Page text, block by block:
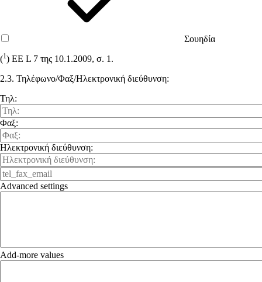
Σουηδία
(1) ΕΕ L 7 της 10.1.2009, σ. 1.
2.3. Τηλέφωνο/Φαξ/Ηλεκτρονική διεύθυνση:
Τηλ:
Φαξ:
Ηλεκτρονική διεύθυνση:
Advanced settings
Add-more values